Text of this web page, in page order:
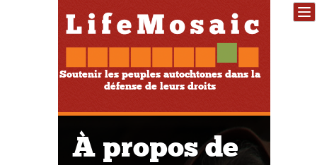
Soutenir les peuples autochtones dans la
défense de leurs droits
À propos de